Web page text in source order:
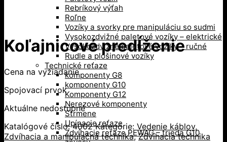
Rebríkový výťah
Roľne
Vozíky a svorky pre manipuláciu so sudmi
Vysokozdvižné paletové vozíky – elektrické
Vysokozdvižné paletové vozíky – ručné
Rudle a plošinové vozíky
Technické reťaze
komponenty G8
komponenty G10
Komponenty G12
Nerezové komponenty
Strmene
Upínacie reťaze
Zdvíhacie reťaze PEWAG – trieda G10
Koľajnicové predĺženie
Cena na vyžiadanie
Spojovací prvok
Aktuálne nedostupné
Katalógové číslo:4002 Kategórie: Vedenie káblov,
Zdvíhacia a manipulačná technika,Zdvíhacia technika